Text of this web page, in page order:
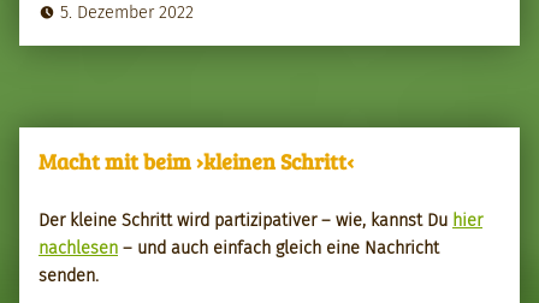
5. Dezember 2022
Macht mit beim ›kleinen Schritt‹
Der kleine Schritt wird par­tizipa­tiv­er – wie, kannst Du hier
nach­le­sen – und auch ein­fach gle­ich eine Nachricht
senden.